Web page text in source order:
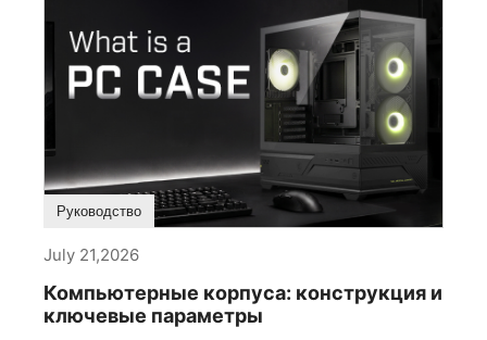
Руководство
July 21,2026
Компьютерные корпуса: конструкция и
ключевые параметры